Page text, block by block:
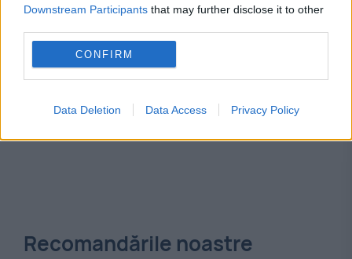
Downstream Participants that may further disclose it to other
CONFIRM
Data Deletion Data Access Privacy Policy
Recomandările noastre